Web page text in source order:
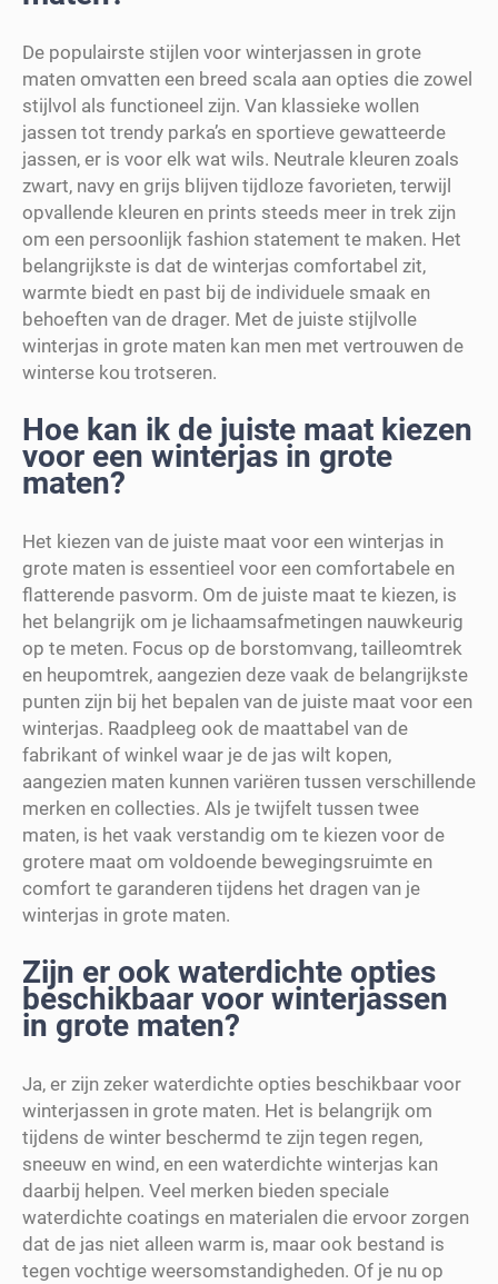
De populairste stijlen voor winterjassen in grote
maten omvatten een breed scala aan opties die zowel
stijlvol als functioneel zijn. Van klassieke wollen
jassen tot trendy parka’s en sportieve gewatteerde
jassen, er is voor elk wat wils. Neutrale kleuren zoals
zwart, navy en grijs blijven tijdloze favorieten, terwijl
opvallende kleuren en prints steeds meer in trek zijn
om een persoonlijk fashion statement te maken. Het
belangrijkste is dat de winterjas comfortabel zit,
warmte biedt en past bij de individuele smaak en
behoeften van de drager. Met de juiste stijlvolle
winterjas in grote maten kan men met vertrouwen de
winterse kou trotseren.
Hoe kan ik de juiste maat kiezen
voor een winterjas in grote
maten?
Het kiezen van de juiste maat voor een winterjas in
grote maten is essentieel voor een comfortabele en
flatterende pasvorm. Om de juiste maat te kiezen, is
het belangrijk om je lichaamsafmetingen nauwkeurig
op te meten. Focus op de borstomvang, tailleomtrek
en heupomtrek, aangezien deze vaak de belangrijkste
punten zijn bij het bepalen van de juiste maat voor een
winterjas. Raadpleeg ook de maattabel van de
fabrikant of winkel waar je de jas wilt kopen,
aangezien maten kunnen variëren tussen verschillende
merken en collecties. Als je twijfelt tussen twee
maten, is het vaak verstandig om te kiezen voor de
grotere maat om voldoende bewegingsruimte en
comfort te garanderen tijdens het dragen van je
winterjas in grote maten.
Zijn er ook waterdichte opties
beschikbaar voor winterjassen
in grote maten?
Ja, er zijn zeker waterdichte opties beschikbaar voor
winterjassen in grote maten. Het is belangrijk om
tijdens de winter beschermd te zijn tegen regen,
sneeuw en wind, en een waterdichte winterjas kan
daarbij helpen. Veel merken bieden speciale
waterdichte coatings en materialen die ervoor zorgen
dat de jas niet alleen warm is, maar ook bestand is
tegen vochtige weersomstandigheden. Of je nu op